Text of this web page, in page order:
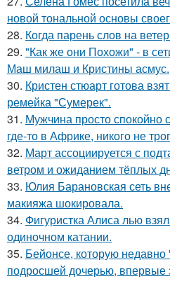
новой тональной основы
28. Когда парень слов на
29. "Как же они Похожи" - в
Маш милаш и Кристины асмус.
30. Кристен стюарт готова
ремейка "Сумерек".
31. Мужчина просто спокойно
где-то в Африке, никого не
32. Март ассоциируется с
ветром и ожиданием тёплых
33. Юлия Барановская сеть
макияжа шокировала.
34. Фигуристка Алиса лью
одиночном катании.
35. Бейонсе, которую
подросшей дочерью, впервые